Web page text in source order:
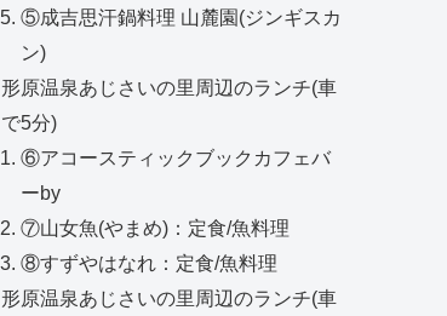
⑤成吉思汗鍋料理 山麓園(ジンギスカ
ン)
形原温泉あじさいの里周辺のランチ(車
で5分)
⑥アコースティックブックカフェバ
ーby
⑦山女魚(やまめ)：定食/魚料理
⑧すずやはなれ：定食/魚料理
形原温泉あじさいの里周辺のランチ(車